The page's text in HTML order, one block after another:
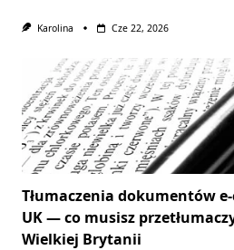
Karolina Cze 22, 2026
Tłumaczenia dokumentów
UK — co musisz
Wielkiej Brytanii